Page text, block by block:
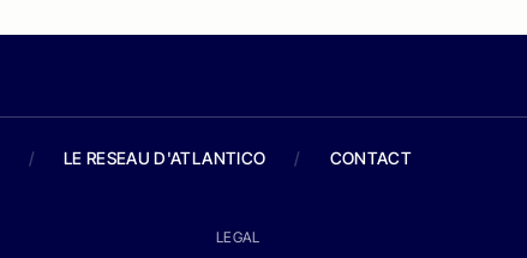
/ LE RESEAU D'ATLANTICO / CONTACT
LEGAL